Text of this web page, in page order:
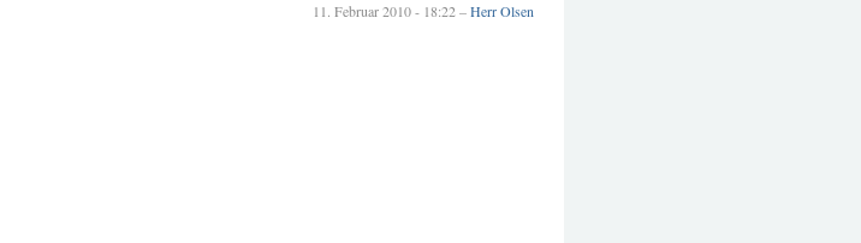
11. Februar 2010 - 18:22 –Herr Olsen